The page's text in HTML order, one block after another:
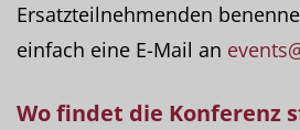
Ersatzteilnehmenden
einfach eine E-Mail an
Wofindet die Konferenz